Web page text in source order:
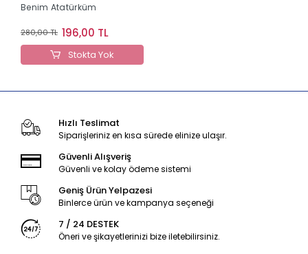
Benim Atatürküm
280,00 TL 196,00 TL
Stokta Yok
Hızlı Teslimat
Siparişleriniz en kısa sürede elinize ulaşır.
Güvenli Alışveriş
Güvenli ve kolay ödeme sistemi
Geniş Ürün Yelpazesi
Binlerce ürün ve kampanya seçeneği
7 / 24 DESTEK
Öneri ve şikayetlerinizi bize iletebilirsiniz.